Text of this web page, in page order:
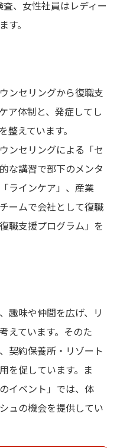
、女性社員はレディー
す。
ンセリングから復職支
ア体制と、発症してし
えています。
ンセリングによる「セ
な講習で部下のメンタ
ラインケア」、産業
ームで会社として復職
職支援プログラム」を
趣味や仲間を広げ、リ
えています。そのた
契約保養所・リゾート
を促しています。ま
イベント」では、体
ュの機会を提供してい